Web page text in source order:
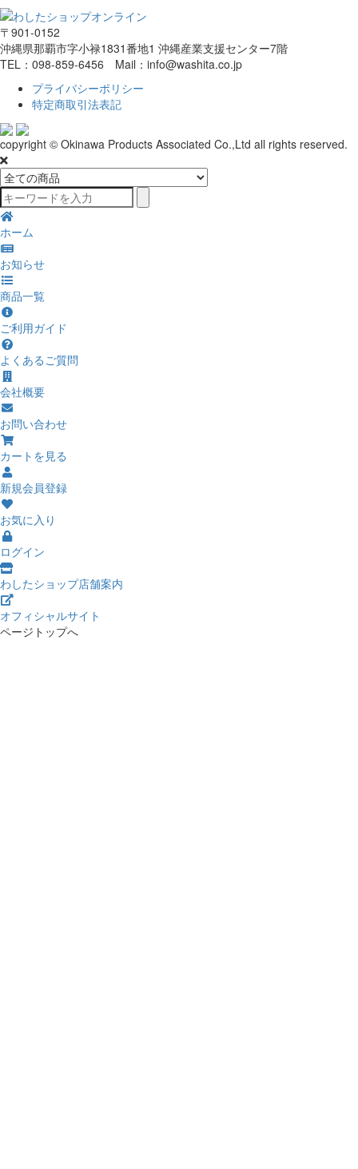
〒901-0152
沖縄県那覇市字小禄1831番地1 沖縄産業支援センター7階
TEL：098-859-6456 Mail：info@washita.co.jp
プライバシーポリシー
特定商取引法表記
copyright © Okinawa Products Associated Co.,Ltd all rights reserved.
ホーム
お知らせ
商品一覧
ご利用ガイド
よくあるご質問
会社概要
お問い合わせ
カートを見る
新規会員登録
お気に入り
ログイン
わしたショップ店舗案内
オフィシャルサイト
ページトップへ